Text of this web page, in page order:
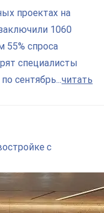
проектах на
1060
спроса
специалисты
сентябрь...читать
с